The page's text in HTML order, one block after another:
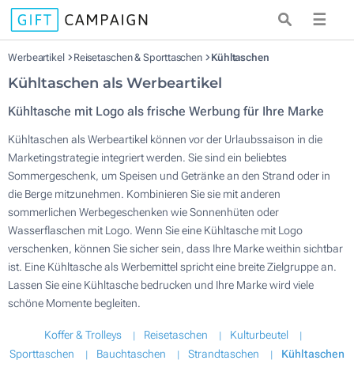
☰
Werbeartikel Reisetaschen & Sporttaschen Kühltaschen
Kühltaschen als Werbeartikel
Kühltasche mit Logo als frische Werbung für Ihre Marke
Kühltaschen als Werbeartikel können vor der Urlaubssaison in die
Marketingstrategie integriert werden. Sie sind ein beliebtes
Sommergeschenk, um Speisen und Getränke an den Strand oder in
die Berge mitzunehmen. Kombinieren Sie sie mit anderen
sommerlichen Werbegeschenken wie Sonnenhüten oder
Wasserflaschen mit Logo. Wenn Sie eine Kühltasche mit Logo
verschenken, können Sie sicher sein, dass Ihre Marke weithin sichtbar
ist. Eine Kühltasche als Werbemittel spricht eine breite Zielgruppe an.
Lassen Sie eine Kühltasche bedrucken und Ihre Marke wird viele
schöne Momente begleiten.
Koffer & Trolleys Reisetaschen
Kulturbeutel
Sporttaschen
Bauchtaschen Strandtaschen Kühltaschen